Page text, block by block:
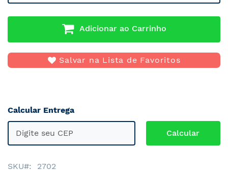
Adicionar ao Carrinho
Salvar na Lista de Favoritos
Calcular Entrega
SKU 2702